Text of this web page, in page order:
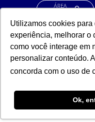
Utilizamos cookies para
experiência, melhorar o
como você interage em
personalizar conteúdo.
concorda com o uso de
Ok,
ÁREA